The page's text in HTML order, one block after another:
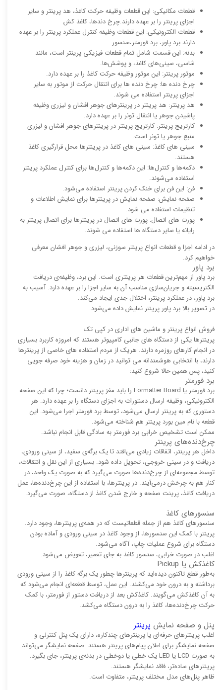
قطعات مکانیکی: این قطعات وظیفه حرکت کاغذ، هد پرینتر و سایر
اجزای پرینتر را بر عهده دارند.چرخ دندها، کاغذ کش
قطعات الکترونیکی: این قطعات وظیفه کنترل عملکرد پرینتر را بر عهده
دارند.برد پاور، برد فورمتر،سنسور
بدنه: این قسمت شامل تمام قطعات فیزیکی پرینتر است، مانند
شاسی، سینی‌های کاغذ، و پوشش‌ها.
موتور پرینتر: این موتور وظیفه حرکت کاغذ را بر عهده دارد.
چرخ دنده ها: چرخ دنده ها برای انتقال حرکت از موتور به سایر
اجزای پرینتر استفاده می شوند.
هد پرینتر: هد پرینتر در پرینترهای جوهر افشان و لیزری وظیفه
پاشیدن جوهر یا انتقال تونر را بر عهده دارد.
کارتریج پرینتر: کارتریج پرینتر در پرینترهای جوهر افشان و لیزری
منبع جوهر یا تونر است.
سینی های کاغذ: سینی های کاغذ در پرینترها محل قرارگیری کاغذ
هستند.
دکمه‌ها و کنترل‌ها: این دکمه‌ها و کنترل‌ها برای کنترل عملکرد پرینتر
استفاده می‌شوند.
فن: این فن برای خنک کردن پرینتر استفاده می‌شود.
صفحه نمایش: صفحه نمایش در پرینترها برای نمایش اطلاعات و
تنظیمات استفاده می شود.
پورت های اتصال: پورت های اتصال در پرینترها برای اتصال پرینتر به
رایانه یا سایر دستگاه ها استفاده می شوند.
در ادامه اجزا و قطعات انواع پرینتر سوزنی، لیزری و جوهر افشان معرفی
خواهیم کرد.
برد پاور
برد پاور از مهم‌ترین قطعات هر پرینتری است. این برد، وظیفه‌ی دریافت
الکتریسیته و جریان‌سازی مناسب آن به سایر اجزا را بر عهده دارد. آسیب به
برد پاور، در عملکرد پرینتر، اختلال جدی ایجاد می‌کند.
در تصویر بالا برد پاور پرینتر نمایش داده می‌شود.
فروش انواع پرینتر و ماشین های اداری در کپی تک
پرینترها یکی از دستگاه های جانبی کامپیوتر هستند که امروزه کاربرد بسیاری
در انجام کارهای روزمره دارند. هریک از مردم استفاده های خاصی از پرینترها
دارند، با انتخابی هوشمندانه می توانید در زمان و هزینه خود صرفه جویی
کنید، پس همین حالا شروع کنید:
برد فورمتر
برد فورمتر یا Formatter Board را باید مغز پرینتر دانست؛ چرا که این صفحه‌
الکترونیکی، وظیفه‌ ارسال دستورات به اجزای دستگاه را بر عهده دارد. هر
دستوری که به پرینتر ارسال می‌شود، توسط برد فورمتر اجرا می‌شود. این
قطعه با نام مین بورد پرینتر هم شناخته می‌شود.
ممکن است تشخیص خرابی برد فورمتر به سادگی قابل انجام نباشد.
چرخ‌دنده‌های پرینتر
داخل هر پرینتر، اتفاقات زیادی می‌افتد تا یک برگه‌ی سفید، از سینی ورودی،
دریافت و در سینی خروجی، تحویل داده شود. بسیاری از این نقل و انتقالات،
توسط مجموعه‌ای از چرخ‌دنده‌ها صورت می‌گیرد که به صورت یک واحد، در
کنار هم به چرخش درمی‌آیند. در پرینترها، با استفاده از این چرخ‌دنده‌ها، عمل
دریافت کاغذ، پرینت صفحه و خارج شدن کاغذ از دستگاه، صورت می‌گیرد.
سنسورهای کاغذ
سنسورهای کاغذ هم از جمله قطعاتیست که در همه‌ی پرینترها، وجود دارد.
پرینتر با کمک این سنسورها، از وجود کاغذ در سینی ورودی و آماده بودن
دستگاه برای شروع عملیات چاپ، آگاه می‌شود.
اغلب در صورت خرابی، سنسور کاغذ به جای تعمیر، تعویض می‌شود.
کاغذکش یا Pickup
به‌طور قطع تاکنون دیده‌اید که پرینترها چطور یک برگه کاغذ را از سینی ورودی
برداشته و به درون خود می‌کشند. این عمل، توسط قطعه‌ای انجام می‌شود که
به آن کاغذکش می‌گویند. کاغذکش بعد از دریافت دستور از فورمتر، با کمک
حرکت چرخ‌دنده‌ها، کاغذ را به درون دستگاه می‌کشد.
پنل و صفحه نمایش پرینتر
اغلب پرینترهای حرفه‌ای یا پرینترهای چندکاره، دارای یک پنل کنترلی و
صفحه نمایشگر برای اعلان پیام‌های پرینتر هستند. صفحه نمایشگر می‌تواند
به صورت LCD یا LED یک خطی یا دوخطی در بدنه‌ی پرینتر، جای بگیرد.
پرینترهای ساده‌تر، فاقد نمایشگر هستند.
ظاهر پنل‌های مدل مختلف پرینتر، متفاوت است.